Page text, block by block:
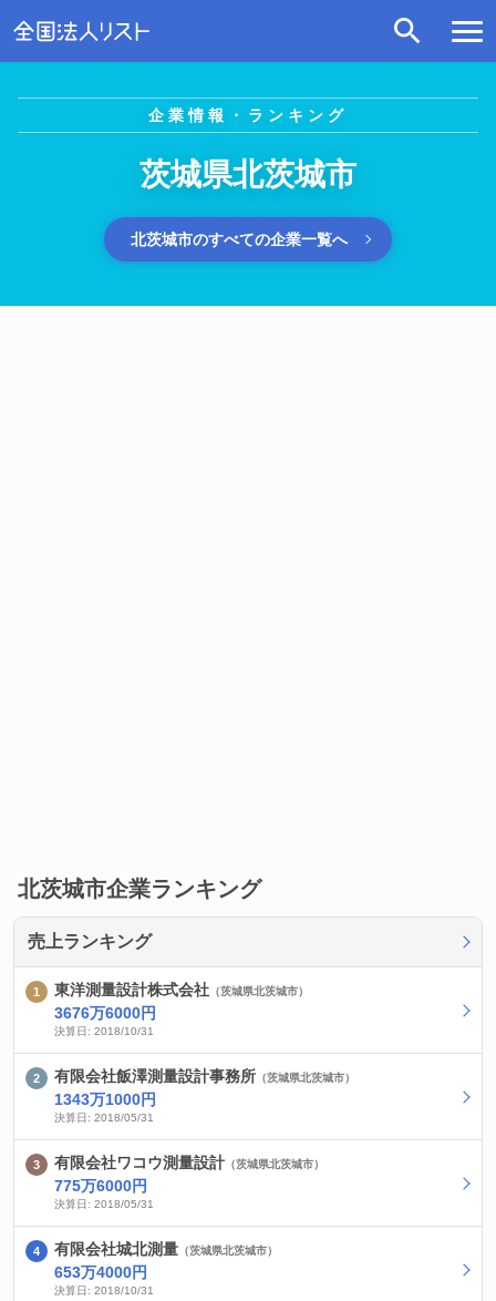
企業情報・ランキング
茨城県北茨城市
北茨城市のすべての企業一覧へ
北茨城市企業ランキング
売上ランキング
東洋測量設計株式会社 （茨城県北茨城市）
3676万6000円
決算日: 2018/10/31
有限会社飯澤測量設計事務所 （茨城県北茨城市）
1343万1000円
決算日: 2018/05/31
有限会社ワコウ測量設計 （茨城県北茨城市）
775万6000円
決算日: 2018/05/31
有限会社城北測量 （茨城県北茨城市）
653万4000円
決算日: 2018/10/31